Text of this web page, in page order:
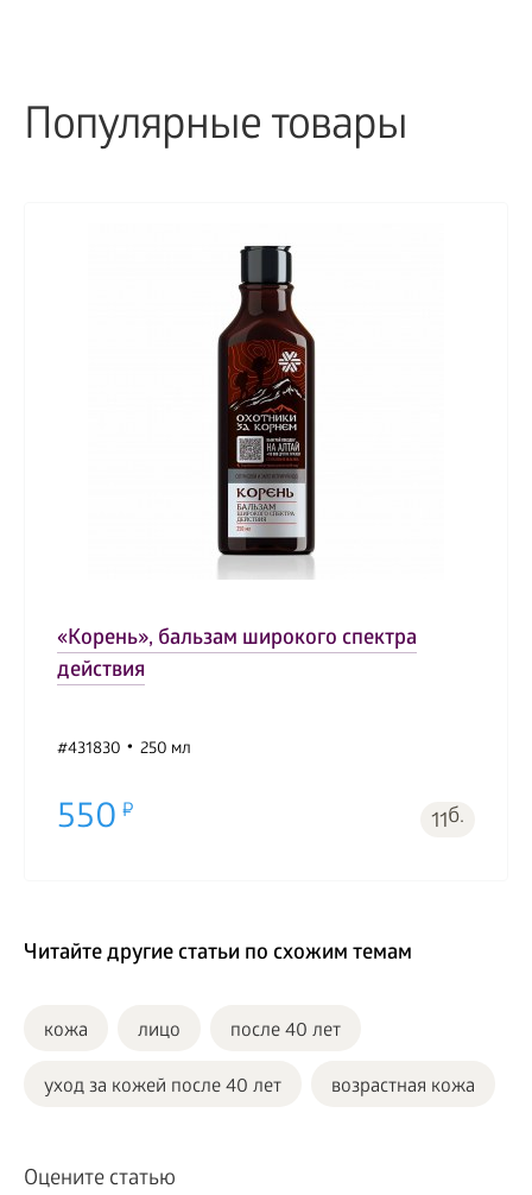
Популярные товары
«Корень», бальзам широкого спектра
действия
#431830 250 мл
550 11б.
Читайте другие статьи по схожим темам
кожа лицо после 40 лет
уход за кожей после 40 лет возрастная кожа
Оцените статью